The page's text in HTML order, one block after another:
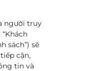
người truy
sách”) sẽ
cận,
tin và